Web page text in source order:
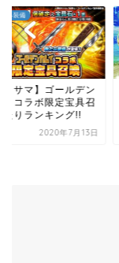
マ-装備
ラサマ】ゴールデン
イコラボ限定宝具召
たりランキング!!
2020年7月13日